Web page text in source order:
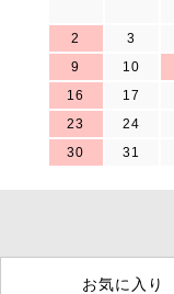
2
3
9
10
16
17
23
24
30
31
お気に入り